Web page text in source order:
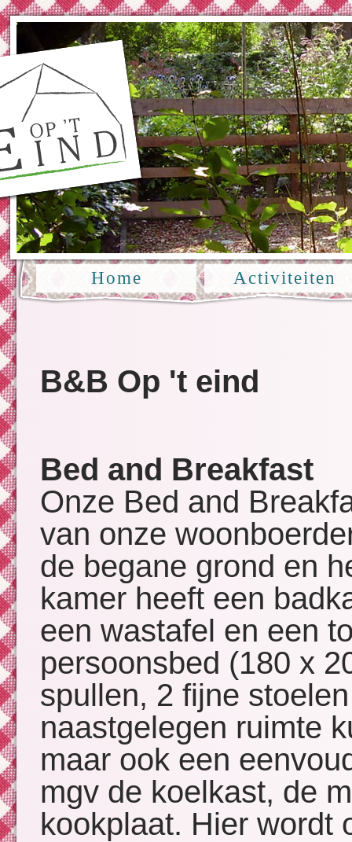
Home Activiteiten
B&B Op 't eind
Bed and Breakfast
Onze Bed and
van onze
de begane grond en
kamer heeft een
een wastafel en een
persoonsbed (180 x
spullen, 2 fijne
naastgelegen ruimte
maar ook een
mgv de koelkast, de
kookplaat. Hier